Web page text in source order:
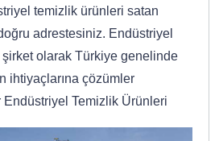
temizlik ürünleri satan
adrestesiniz. Endüstriyel
olarak Türkiye genelinde
ihtiyaçlarına çözümler
Temizlik Ürünleri